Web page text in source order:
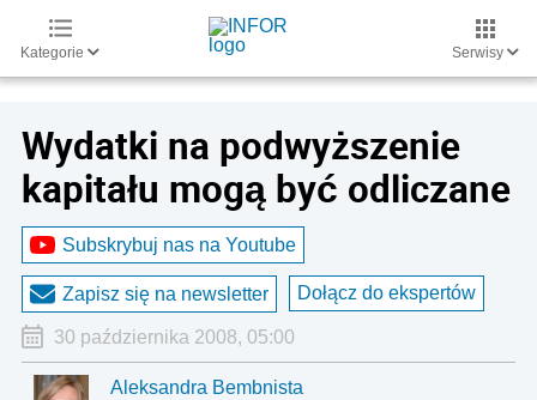
Kategorie Serwisy
Wydatki na podwyższenie
kapitału mogą być odliczane
Subskrybuj nas na Youtube
Zapisz się na newsletter Dołącz do ekspertów
30 października 2008, 05:00
Aleksandra Bembnista